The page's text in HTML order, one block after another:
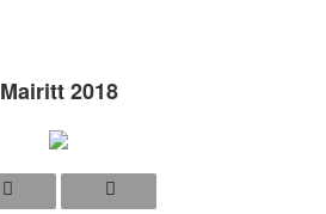
Mairitt 2018